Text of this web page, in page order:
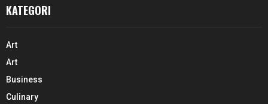
KATEGORI
Art
Art
Business
Culinary